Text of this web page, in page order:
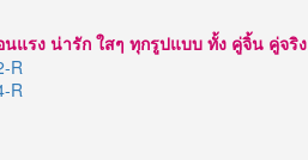
แรง น่ารัก ใสๆ ทุกรูปแบบ ทั้ง คู่จิ้น คู่จริง